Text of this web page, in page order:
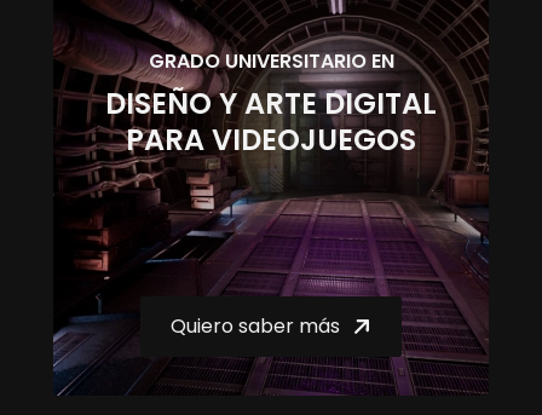
GRADO UNIVERSITARIO EN
DISEÑO Y ARTE DIGITAL
PARA VIDEOJUEGOS
Quiero saber más